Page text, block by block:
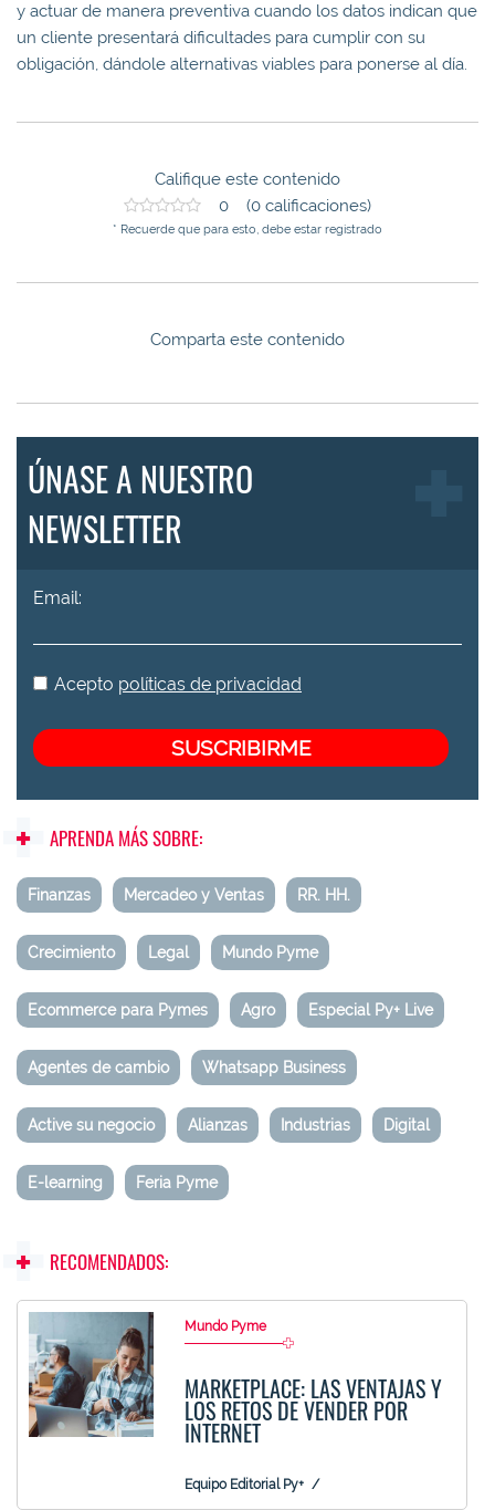
y actuar de manera preventiva cuando los datos indican que
un cliente presentará dificultades para cumplir con su
obligación, dándole alternativas viables para ponerse al día.
Califique este contenido
0 (0 calificaciones)
* Recuerde que para esto, debe estar registrado
Comparta este contenido
ÚNASE A NUESTRO
NEWSLETTER
Email:
Acepto políticas de privacidad
APRENDA MÁS SOBRE:
Finanzas Mercadeo y Ventas RR. HH.
Crecimiento Legal Mundo Pyme
Ecommerce para Pymes Agro Especial Py+ Live
Agentes de cambio Whatsapp Business
Active su negocio Alianzas Industrias Digital
E-learning Feria Pyme
RECOMENDADOS:
Mundo Pyme
MARKETPLACE: LAS VENTAJAS Y
LOS RETOS DE VENDER POR
INTERNET
Equipo Editorial Py+